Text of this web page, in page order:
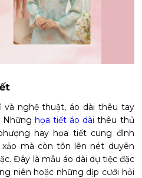
nghệ thuật, áo dài thêu tay
Nhữnghọa tiết áo dài thêu thủ
hay họa tiết cung đình
mà còn tôn lên nét duyên
Đây là mẫu áo dài dự tiệc đặc
niên hoặc những dịp cưới hỏi